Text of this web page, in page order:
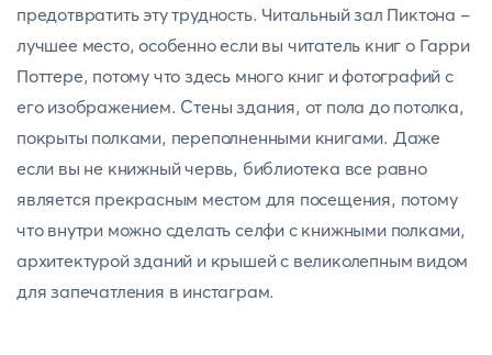
предотвратить эту трудность. Читальный зал Пиктона -
лучшее место, особенно если вы читатель книг о Гарри
Поттере, потому что здесь много книг и фотографий с
его изображением. Стены здания, от пола до потолка,
покрыты полками, переполненными книгами. Даже
если вы не книжный червь, библиотека все равно
является прекрасным местом для посещения, потому
что внутри можно сделать селфи с книжными полками,
архитектурой зданий и крышей с великолепным видом
для запечатления в инстаграм.